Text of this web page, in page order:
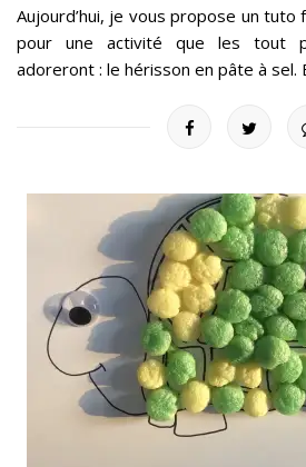
Aujourd’hui, je vous propose un tuto
pour une activité que les tout
adoreront : le hérisson en pâte à